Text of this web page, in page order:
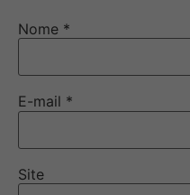
Nome *
E-mail *
Site